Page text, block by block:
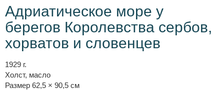
Адриатическое море у
берегов Королевства сербов,
хорватов и словенцев
1929 г.
Холст, масло
Размер 62,5 × 90,5 см